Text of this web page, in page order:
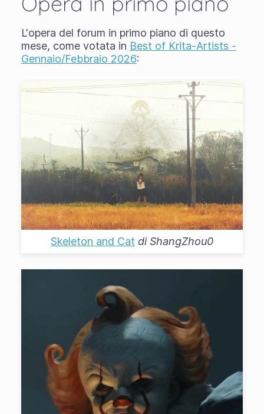
L'opera del forum in primo piano di questo
mese, come votata in Best of Krita-Artists -
Gennaio/Febbraio 2026:
Skeleton and Cat diShangZhou0